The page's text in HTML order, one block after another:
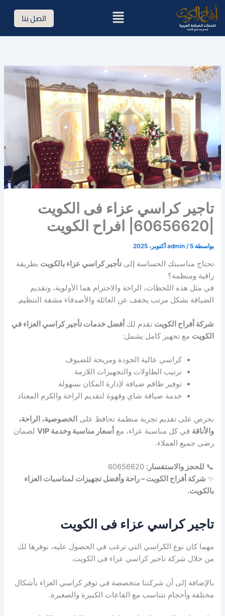
تخطي
إلى
المحتوى
القائمة اتصل بنا
تاجير كراسي عزاء فى الكويت
بواسطة admin / 5 أكتوبر، 2025
تحتاج مناسبتك الحساسة إلىتأجير كراسي عزاء بالكويت بطريقة
راقية ومنظمة؟
في مثل هذه اللحظات، الراحة والاحترام هما الأولوية، وتقديم
الضيافة بشكل مرتب يخفف عن العائلة والأصدقاء مشقة التنظيم.
شركة أفراح الكويت تقدم لك أفضل خدمات تأجير كراسي العزاء في
الكويت مع تجهيز كامل يشمل:
كراسي عالية الجودة ومريحة للضيوف
ترتيب الطاولات والتجهيزات اللازمة
توفير طاقم ضيافة لإدارة المكان بسهولة
خدمة ضيافة شاي وقهوة لتقديم الراحة والكرم المعتاد
نحرص على تقديم تجربة منظمة تحافظ على الخصوصية، الراحة،
والأناقة في كل مناسبة عزاء، مع أسعار مناسبة وخدمة VIP
لضمان
رضى جميع العملاء.
📞 للحجز والاستفسار: 60656620
✨ شركة أفراح الكويت – راحة وأفضل تجهيزات لمناسبات العزاء
بالكويت.
تاجير كراسي عزاء فى الكويت
مهما كان نوع الكراسي التي ترغب في الحصول عليه، نوفرها لك
من خلال شركة تاجير كراسي عزاء فى الكويت.
بالإضافة إلى أن شركتنا متخصصة في توفر كراسي العزاء بأشكال
مختلفة وأحجام تتناسب مع القاعات الكبيرة والصغيرة.